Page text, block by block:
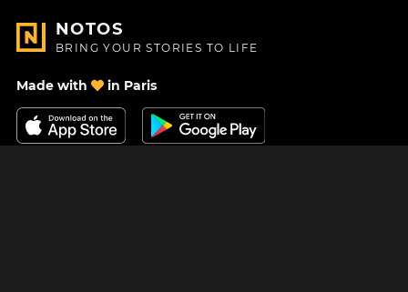
NOTOS
BRING YOUR STORIES TO LIFE
Made with in Paris